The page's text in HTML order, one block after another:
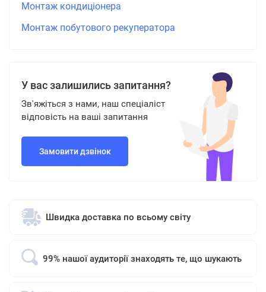
Монтаж кондиціонера
Монтаж побутового рекуператора
У вас залишились запитання?
Зв'яжіться з нами, наш спеціаліст
відповість на ваші запитання
Замовити дзвінок
Швидка доставка по всьому світу
99% нашої аудиторії знаходять те, що шукають